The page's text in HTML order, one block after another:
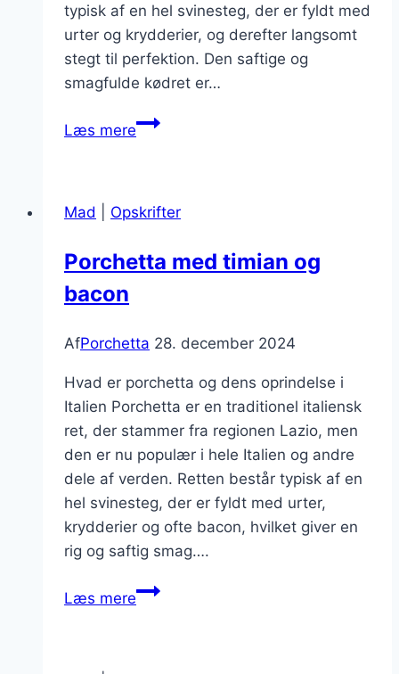
typisk af en hel svinesteg, der er fyldt med
urter og krydderier, og derefter langsomt
stegt til perfektion. Den saftige og
smagfulde kødret er…
Læs merePorchetta
sandwiches
rundt
Mad Opskrifter
Porchetta med timian og
bacon
AfPorchetta 28. december 2024
Hvad er porchetta og dens oprindelse i
Italien Porchetta er en traditionel italiensk
ret, der stammer fra regionen Lazio, men
den er nu populær i hele Italien og andre
dele af verden. Retten består typisk af en
hel svinesteg, der er fyldt med urter,
krydderier og ofte bacon, hvilket giver en
rig og saftig smag….
Læs merePorchetta